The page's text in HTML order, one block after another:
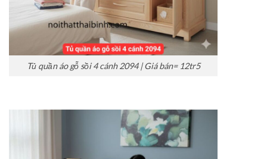
Tủ quần áo gỗ sồi 4 cánh 2094 | Giá bán= 12tr5